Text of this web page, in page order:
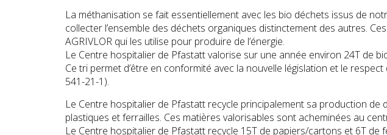
La méthanisation se fait essentiellement avec les bio déchets issus de
collecter l’ensemble des déchets organiques distinctement des autres.
AGRIVLOR qui les utilise pour produire de l’énergie.
Le Centre hospitalier de Pfastatt valorise sur une année environ 24T de
Ce tri permet d’être en conformité avec la nouvelle législation et le
541-21-1).
Le Centre hospitalier de Pfastatt recycle principalement sa production de
plastiques et ferrailles. Ces matières valorisables sont acheminées au
Le Centre hospitalier de Pfastatt recycle 15T de papiers/cartons et 6T de